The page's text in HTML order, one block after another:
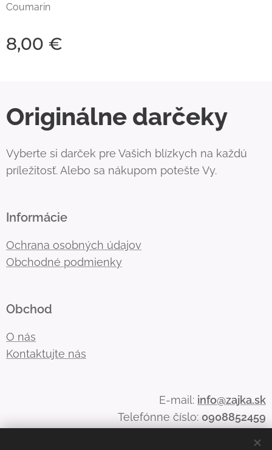
Coumarin
8,00 €
Originálne darčeky
Vyberte si darček pre Vašich blízkych na každú
príležitosť. Alebo sa nákupom potešte Vy.
Informácie
Ochrana osobných údajov
Obchodné podmienky
Obchod
O nás
Kontaktujte nás
E-mail: info@zajka.sk
Telefónne číslo: 0908852459